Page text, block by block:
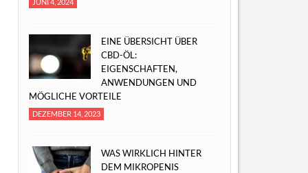
EINE ÜBERSICHT ÜBER
CBD-ÖL:
EIGENSCHAFTEN,
ANWENDUNGEN UND
MÖGLICHE VORTEILE
DEZEMBER 14, 2023
WAS WIRKLICH HINTER
DEM MIKROPENIS